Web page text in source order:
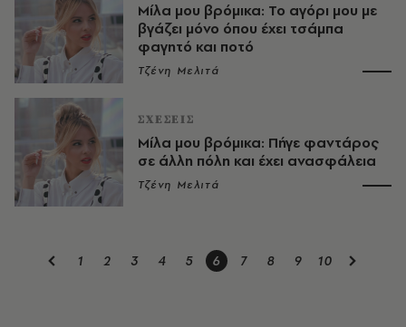
Μίλα μου βρόμικα: Το αγόρι μου με
βγάζει μόνο όπου έχει τσάμπα
φαγητό και ποτό
Τζένη Μελιτά
ΣΧΕΣΕΙΣ
Μίλα μου βρόμικα: Πήγε φαντάρος
σε άλλη πόλη και έχει ανασφάλεια
Τζένη Μελιτά
1 2 3 4 5 6 7 8 9 10